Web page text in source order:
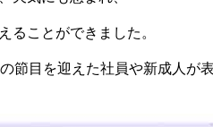
ることができました。
節目を迎えた社員や新成人が